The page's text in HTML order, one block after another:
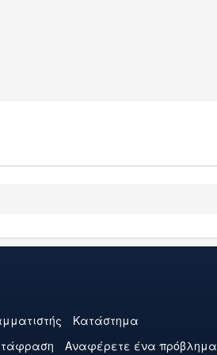
Κατάστημα
Αναφέρετε ένα πρόβλημα